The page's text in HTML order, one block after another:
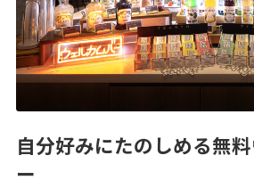
自分好みにたのしめる無
ー